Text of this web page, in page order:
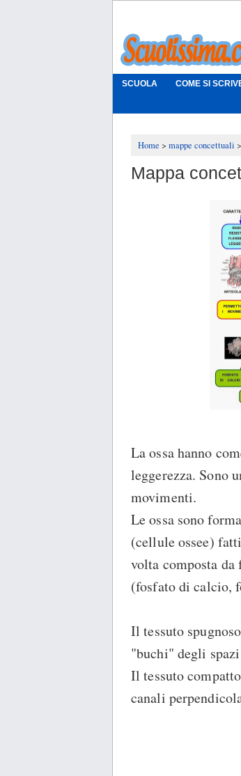
SCUOLA COME SI
Home mappe concettuali
Mappa
La ossa hanno
leggerezza. Sono
movimenti.
Le ossa sono
(cellule ossee)
volta composta
(fosfato di calcio,
Il tessuto
"buchi" degli
Il tessuto
canali